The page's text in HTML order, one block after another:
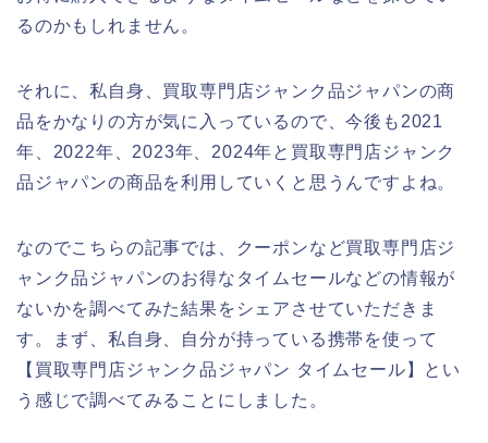
るのかもしれません。
それに、私自身、買取専門店ジャンク品ジャパンの商
品をかなりの方が気に入っているので、今後も2021
年、2022年、2023年、2024年と買取専門店ジャンク
品ジャパンの商品を利用していくと思うんですよね。
なのでこちらの記事では、クーポンなど買取専門店ジ
ャンク品ジャパンのお得なタイムセールなどの情報が
ないかを調べてみた結果をシェアさせていただきま
す。まず、私自身、自分が持っている携帯を使って
【買取専門店ジャンク品ジャパン タイムセール】とい
う感じで調べてみることにしました。